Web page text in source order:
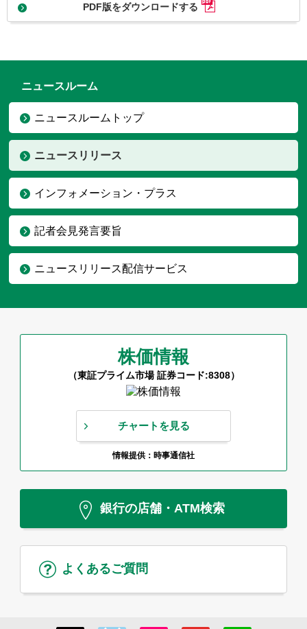
PDF版をダウンロードする
ニュースルーム
ニュースルームトップ
ニュースリリース
インフォメーション・プラス
記者会見発言要旨
ニュースリリース配信サービス
株価情報
（東証プライム市場 証券コード:8308）
チャートを見る
情報提供：時事通信社
銀行の店舗・ATM検索
よくあるご質問